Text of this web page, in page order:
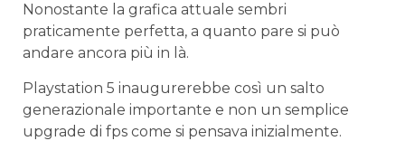
Nonostante la grafica attuale sembri
praticamente perfetta, a quanto pare si può
andare ancora più in là.
Playstation 5 inaugurerebbe così un salto
generazionale importante e non un semplice
upgrade di fps come si pensava inizialmente.